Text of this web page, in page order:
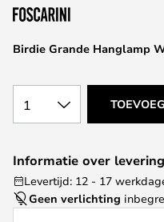
de
gallerij
Birdie Grande Hanglamp
1
Informatie over levering
Levertijd: 12 - 17
Geen verlichting